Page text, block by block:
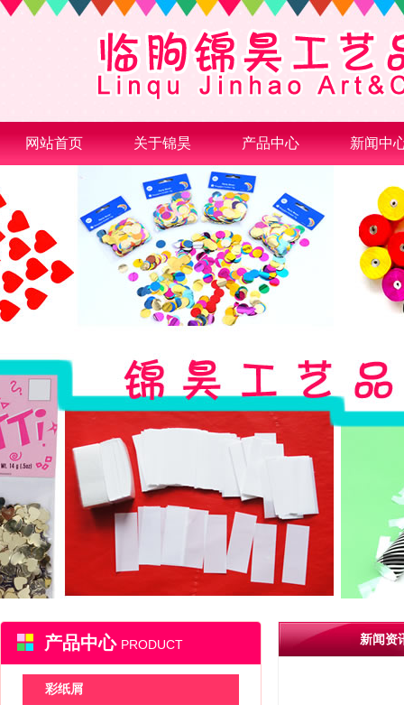
网站首页 关于锦昊 产品中心 新闻中
产品中心 PRODUCT
彩纸屑
新闻资